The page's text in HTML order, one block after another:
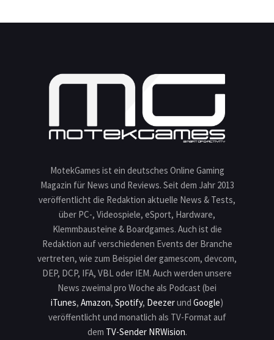
MotekGames ist ein deutsches Online Gaming
Magazin für News und Reviews. Seit dem Jahr 2013
veröffentlicht die Redaktion aktuelle News & Tests,
über PC-, Videospiele, eSport, Hardware,
Klemmbausteine & Boardgames. Auch ist die
Redaktion auf verschiedenen Events der Branche
vertreten, wie zum Beispiel der gamescom, devcom,
DEP, DCP, IFA, VBL oder IEM. Auch werden unsere
News zweimal pro Woche als Podcast (bei
iTunes, Amazon, Spotify, Deezerund Google)
veröffentlicht und monatlich als TV-Format auf
dem TV-Sender NRWision.